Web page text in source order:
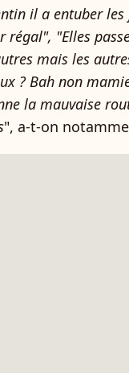
il a entuber les
régal", "Elles
mais les
? Bah non
la mauvaise
", a-t-on